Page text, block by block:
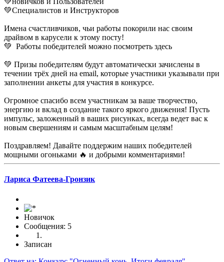
💚Специалистов и Инструкторов
Имена счастливчиков, чьи работы покорили нас своим
драйвом в карусели к этому посту!
💚 Работы победителей можно посмотреть здесь
💚 Призы победителям будут автоматически зачислены в
течении трёх дней на email, которые участники указывали при
заполнении анкеты для участия в конкурсе.
Огромное спасибо всем участникам за ваше творчество,
энергию и вклад в создание такого яркого движения! Пусть
импульс, заложенный в ваших рисунках, всегда ведет вас к
новым свершениям и самым масштабным целям!
Поздравляем! Давайте поддержим наших победителей
мощными огоньками 🔥 и добрыми комментариями!
Лариса Фатеева-Гронзик
Новичок
Сообщения: 5
Записан